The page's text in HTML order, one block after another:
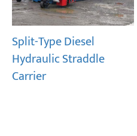
Split-Type Diesel
Hydraulic Straddle
Carrier